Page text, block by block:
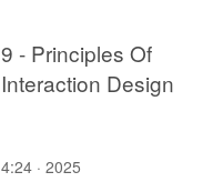
9 - Principles Of
Interaction Design
4:24 · 2025